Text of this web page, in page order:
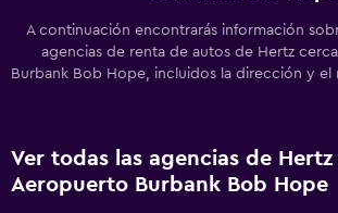
A continuación encontrarás información
agencias de renta de autos de Hertz
Burbank Bob Hope, incluidos la dirección y
Ver todas las agencias de
Aeropuerto Burbank Bob Hope